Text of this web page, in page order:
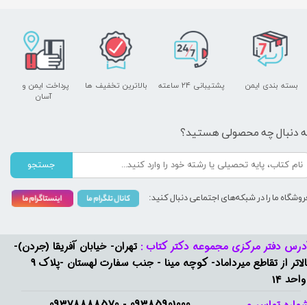
دفتر مرکزی مجموعه دکتر کتاب : تهران- خیابان آفریقا (جردن)-
بالاتر از تقاطع میرداماد- کوچه مینا - جنب سفارت لهستان -پلاک 9
14
پشتیبانی ۲۴ ساعته
پرداخت ایمن و ​​​​​​​
آسان
بسته بندی ایمن بالاترین تخفیف ها
دنبال چه محصولی هستید؟
جستجو
ما را در شبکه‌های اجتماعی دنبال کنید: